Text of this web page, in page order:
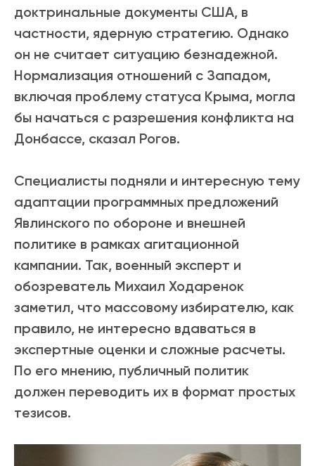
доктринальные документы США, в
частности, ядерную стратегию. Однако
он не считает ситуацию безнадежной.
Нормализация отношений с Западом,
включая проблему статуса Крыма, могла
бы начаться с разрешения конфликта на
Донбассе, сказал Рогов.
Специалисты подняли и интересную тему
адаптации программных предложений
Явлинского по обороне и внешней
политике в рамках агитационной
кампании. Так, военный эксперт и
обозреватель Михаил Ходаренок
заметил, что массовому избирателю, как
правило, не интересно вдаваться в
экспертные оценки и сложные расчеты.
По его мнению, публичный политик
должен переводить их в формат простых
тезисов.